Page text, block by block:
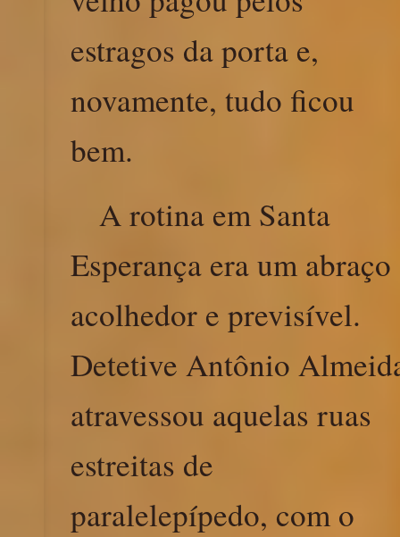
estragos da porta e,
novamente, tudo ficou
bem.
A rotina em Santa
Esperança era um abraço
acolhedor e previsível.
Detetive Antônio
atravessou aquelas ruas
estreitas de
paralelepípedo, com o